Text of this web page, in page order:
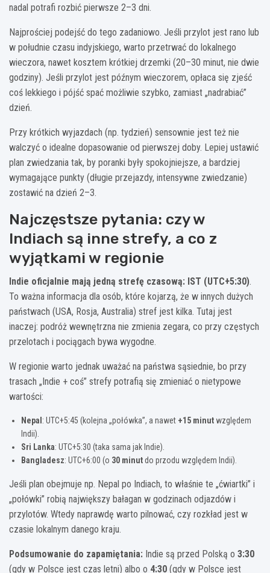
nadal potrafi rozbić pierwsze 2–3 dni.
Najprościej podejść do tego zadaniowo. Jeśli przylot jest rano lub
w południe czasu indyjskiego, warto przetrwać do lokalnego
wieczora, nawet kosztem krótkiej drzemki (20–30 minut, nie dwie
godziny). Jeśli przylot jest późnym wieczorem, opłaca się zjeść
coś lekkiego i pójść spać możliwie szybko, zamiast „nadrabiać”
dzień.
Przy krótkich wyjazdach (np. tydzień) sensownie jest też nie
walczyć o idealne dopasowanie od pierwszej doby. Lepiej ustawić
plan zwiedzania tak, by poranki były spokojniejsze, a bardziej
wymagające punkty (długie przejazdy, intensywne zwiedzanie)
zostawić na dzień 2–3.
Najczęstsze pytania: czy w
Indiach są inne strefy, a co z
wyjątkami w regionie
Indie oficjalnie mają jedną strefę czasową: IST (UTC+5:30).
To ważna informacja dla osób, które kojarzą, że w innych dużych
państwach (USA, Rosja, Australia) stref jest kilka. Tutaj jest
inaczej: podróż wewnętrzna nie zmienia zegara, co przy częstych
przelotach i pociągach bywa wygodne.
W regionie warto jednak uważać na państwa sąsiednie, bo przy
trasach „Indie + coś” strefy potrafią się zmieniać o nietypowe
wartości:
Nepal: UTC+5:45 (kolejna „połówka”, a nawet +15 minut względem
Indii).
Sri Lanka: UTC+5:30 (taka sama jak Indie).
Bangladesz: UTC+6:00 (o 30 minutdo przodu względem Indii).
Jeśli plan obejmuje np. Nepal po Indiach, to właśnie te „ćwiartki” i
„połówki” robią największy bałagan w godzinach odjazdów i
przylotów. Wtedy naprawdę warto pilnować, czy rozkład jest w
czasie lokalnym danego kraju.
Podsumowanie do zapamiętania: Indie są przed Polską o 3:30
(gdy w Polsce jest czas letni) albo o 4:30 (gdy w Polsce jest